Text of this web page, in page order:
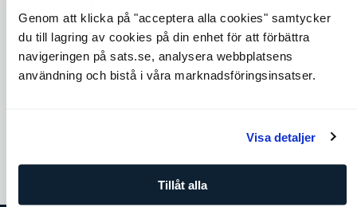
Genom att klicka på "acceptera alla cookies" samtycker
du till lagring av cookies på din enhet för att förbättra
navigeringen på sats.se, analysera webbplatsens
användning och bistå i våra marknadsföringsinsatser.
Visa detaljer
Tillåt alla
Cobra Around the world